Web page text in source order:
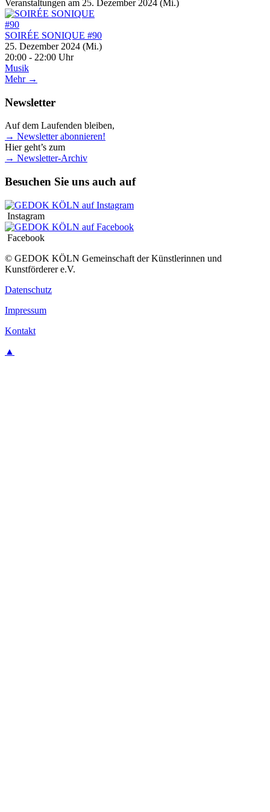
Veranstaltungen am 25. Dezember 2024 (Mi.)
SOIRÉE SONIQUE #90
25. Dezember 2024 (Mi.)
20:00 - 22:00 Uhr
Musik
Mehr →
Newsletter
Auf dem Laufenden bleiben,
→ Newsletter abonnieren!
Hier geht’s zum
→ Newsletter-Archiv
Besuchen Sie uns auch auf
Instagram
Facebook
© GEDOK KÖLN Gemeinschaft der Künstlerinnen und
Kunstförderer e.V.
Datenschutz
Impressum
Kontakt
▲